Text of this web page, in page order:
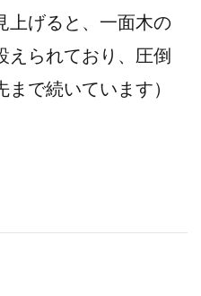
上げると、一面木の
えられており、圧倒
で続いています）